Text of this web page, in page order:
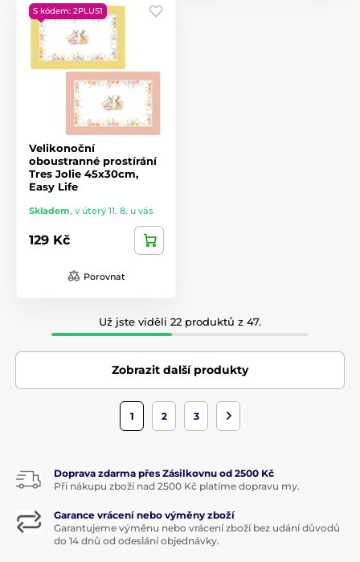
S kódem: 2PLUS1
Velikonoční
oboustranné prostírání
Tres Jolie 45x30cm,
Easy Life
Skladem, v úterý 11. 8. u vás
129 Kč
Porovnat
Už jste viděli 22 produktů z 47.
Zobrazit další produkty
1 2 3
Doprava zdarma přes Zásilkovnu od 2500 Kč
Při nákupu zboží nad 2500 Kč platíme dopravu my.
Garance vrácení nebo výměny zboží
Garantujeme výměnu nebo vrácení zboží bez udání důvodů
do 14 dnů od odeslání objednávky.